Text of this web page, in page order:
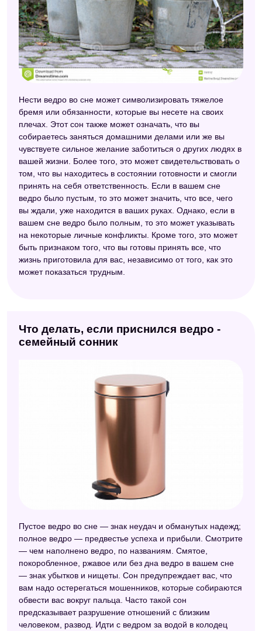
Нести ведро во сне может символизировать тяжелое
бремя или обязанности, которые вы несете на своих
плечах. Этот сон также может означать, что вы
собираетесь заняться домашними делами или же вы
чувствуете сильное желание заботиться о других людях в
вашей жизни. Более того, это может свидетельствовать о
том, что вы находитесь в состоянии готовности и смогли
принять на себя ответственность. Если в вашем сне
ведро было пустым, то это может значить, что все, чего
вы ждали, уже находится в ваших руках. Однако, если в
вашем сне ведро было полным, то это может указывать
на некоторые личные конфликты. Кроме того, это может
быть признаком того, что вы готовы принять все, что
жизнь приготовила для вас, независимо от того, как это
может показаться трудным.
Что делать, если приснился ведро -
семейный сонник
Пустое ведро во сне — знак неудач и обманутых надежд;
полное ведро — предвестье успеха и прибыли. Смотрите
— чем наполнено ведро, по названиям. Смятое,
покоробленное, ржавое или без дна ведро в вашем сне
— знак убытков и нищеты. Сон предупреждает вас, что
вам надо остерегаться мошенников, которые собираются
обвести вас вокруг пальца. Часто такой сон
предсказывает разрушение отношений с близким
человеком, развод. Идти с ведром за водой в колодец